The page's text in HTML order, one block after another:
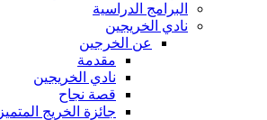
البرامج الدراسية
نادي الخريجين
عن الخرجين
مقدمة
نادي الخريجين
قصة نجاح
جائزة الخريج المتميز